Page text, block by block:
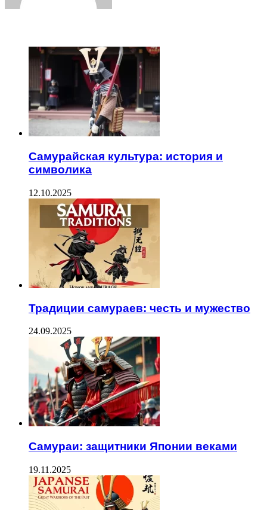
Самурайская культура: история и
символика
12.10.2025
Традиции самураев: честь и мужество
24.09.2025
Самураи: защитники Японии веками
19.11.2025